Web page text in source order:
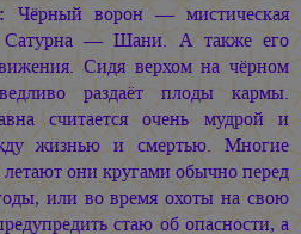
Чёрный ворон — мистическая
Сатурна — Шани. А также его
Сидя верхом на чёрном
раздаёт плоды кармы.
считается очень мудрой и
жизнью и смертью. Многие
они кругами обычно перед
или во время охоты на свою
стаю об опасности, а